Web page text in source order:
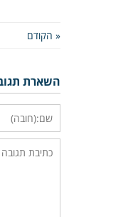
« הקודם
השארת